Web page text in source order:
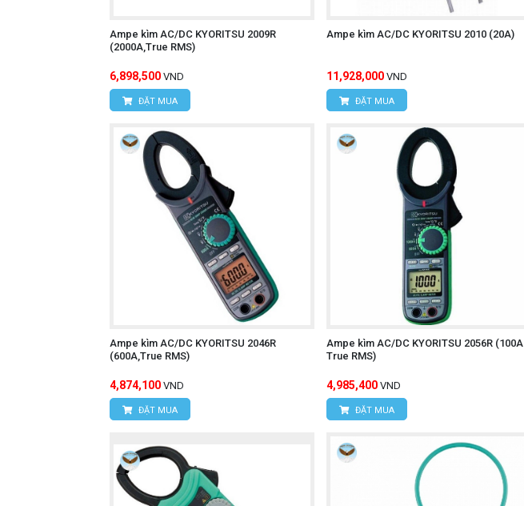
Ampe kìm AC/DC KYORITSU 2009R
(2000A,True RMS)
6,898,500 VND
ĐẶT MUA
Ampe kìm AC/DC KYORITSU 2010 (20A)
11,928,000 VND
ĐẶT MUA
Ampe kìm AC/DC KYORITSU 2046R
(600A,True RMS)
4,874,100 VND
ĐẶT MUA
Ampe kìm AC/DC KYORITSU 2056R (100A ,
True RMS)
4,985,400 VND
ĐẶT MUA